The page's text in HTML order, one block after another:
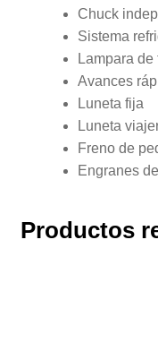
Chuck
Sistema
Lampara de
Avances
Luneta fija
Luneta
Freno de
Engranes
Productos